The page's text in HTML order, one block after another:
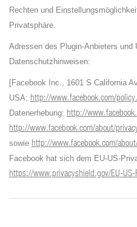
Rechten und
Privatsphäre.
Adressen des Plugin-Anbieters und
Datenschutzhinweisen:
[Facebook Inc., 1601 S California
USA; http://www.facebook.com/
Datenerhebung: http://
http://www.facebook.com/about/
sowie http://www.facebook.com/
Facebook hat sich dem EU-US-
https://www.privacyshield.gov/EU-US-